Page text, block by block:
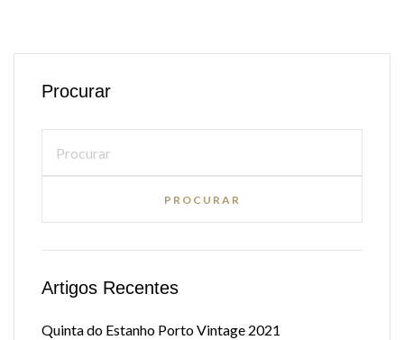
Procurar
Artigos Recentes
Quinta do Estanho Porto Vintage 2021